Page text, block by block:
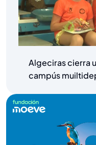
Algeciras cierra
campús